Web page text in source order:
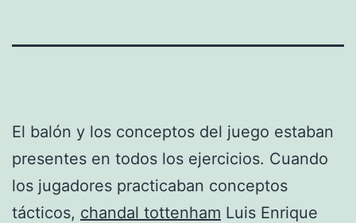
El balón y los conceptos del juego estaban
presentes en todos los ejercicios. Cuando
los jugadores practicaban conceptos
tácticos, chandal tottenham Luis Enrique